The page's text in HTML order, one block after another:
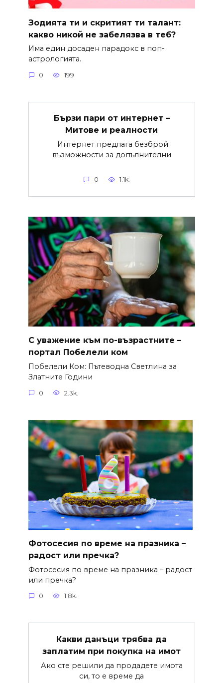
Зодията ти и скритият ти талант:
какво никой не забелязва в теб?
Има един досаден парадокс в поп-
астрологията.
0 199
Бързи пари от интернет –
Митове и реалности
Интернет предлага безброй
възможности за допълнителни
0 1.1k.
С уважение към по-възрастните –
портал Побелели ком
Побелели Ком: Пътеводна Светлина за
Златните Години
0 2.3k.
Фотосесия по време на празника –
радост или пречка?
Фотосесия по време на празника – радост
или пречка?
0 1.8k.
Какви данъци трябва да
заплатим при покупка на имот
Ако сте решили да продадете имота
си, то е време да